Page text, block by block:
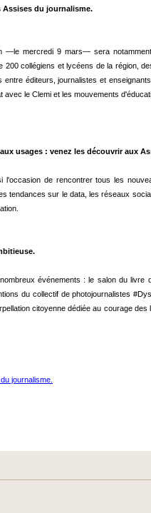
Assises du journalisme.
—le mercredi 9 mars— sera
200 collégiens et lycéens de la région,
entre éditeurs, journalistes et
le Clemi et les mouvements
usages : venez les découvrir aux
l'occasion de rencontrer tous les
tendances sur le data, les réseaux
événements : le salon du livre
du collectif de photojournalistes
citoyenne dédiée au courage
journalisme.